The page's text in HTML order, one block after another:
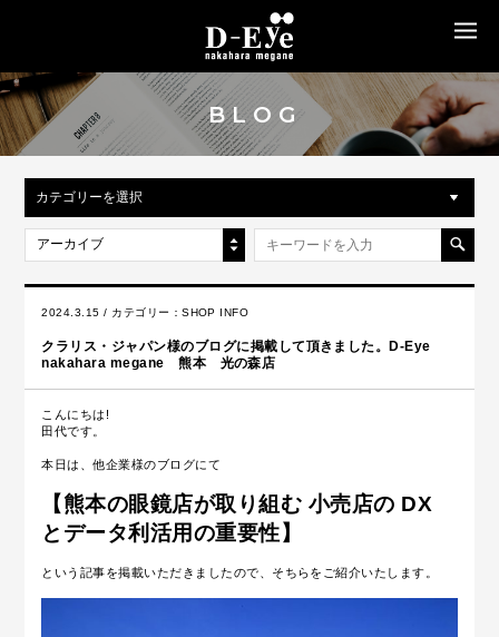
BLOG
カテゴリーを選択
アーカイブ
2024.3.15 / カテゴリー：SHOP INFO
クラリス・ジャパン様のブログに掲載して頂きました。D-Eye
nakahara megane 熊本 光の森店
こんにちは!
田代です。
本日は、他企業様のブログにて
【熊本の眼鏡店が取り組む 小売店の DX
とデータ利活用の重要性】
という記事を掲載いただきましたので、そちらをご紹介いたします。